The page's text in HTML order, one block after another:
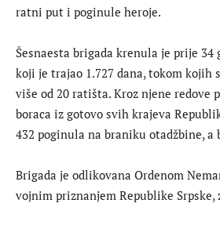
ratni put i poginule heroje.
Šesnaesta brigada krenula je prije
koji je trajao 1.727 dana, tokom kojih
više od 20 ratišta. Kroz njene redove
boraca iz gotovo svih krajeva
432 poginula na braniku otadžbine, a
Brigada je odlikovana Ordenom
vojnim priznanjem Republike Srpske,